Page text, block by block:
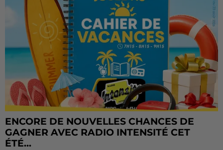
ENCORE DE NOUVELLES CHANCES DE
GAGNER AVEC RADIO INTENSITÉ CET
ÉTÉ...